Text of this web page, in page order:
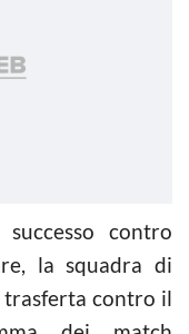
contro
la squadra di
trasferta contro il